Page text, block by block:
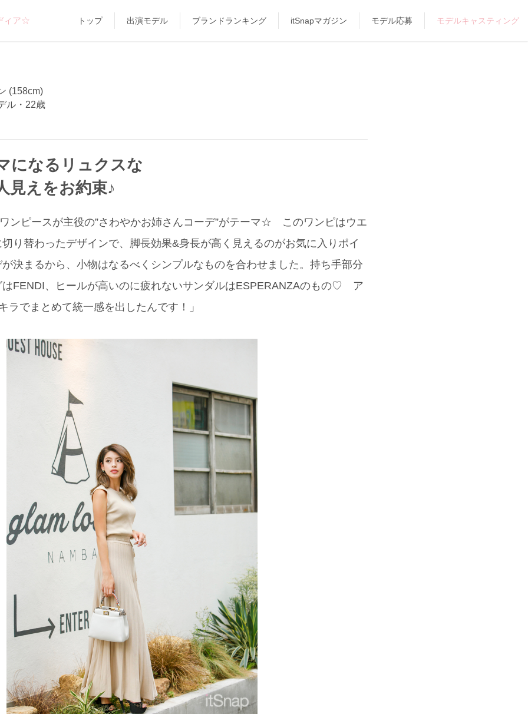
ィア☆ トップ 出演モデル ブランドランキング itSnapマガジン モデル応募 モデルキャスティング
(158cm)
ル・22歳
になるリュクスな
見えをお約束♪
ンピースが主役の”さわやかお姉さんコーデ”がテーマ☆ このワンピはウエ
り替わったデザインで、脚長効果&身長が高く見えるのがお気に入りポイ
まるから、小物はなるべくシンプルなものを合わせました。持ち手部分
はFENDI、ヒールが高いのに疲れないサンダルはESPERANZAのもの♡ ア
ラでまとめて統一感を出したんです！」